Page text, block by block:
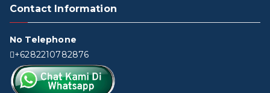
Contact Information
No Telephone
+6282210782876